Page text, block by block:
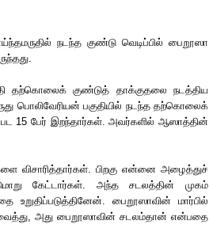
நடந்த குண்டு வெடிப்பில் பைறூஸா
தற்கொலைக் குண்டுத் தாக்குதலை நடத்திய
பொலிவேரியன் பகுதியில் நடந்த தற்கொலைக்
15 பேர் இறந்தார்கள். அவர்களில் ஆஸாத்தின்
விசாரித்தார்கள். பிறகு என்னை அழைத்துச்
கேட்டார்கள். அந்த சடலத்தின் முகம்
பைறூஸாவின் மார்பில்
அது பைறூஸாவின் சடலம்தான் என்பதை